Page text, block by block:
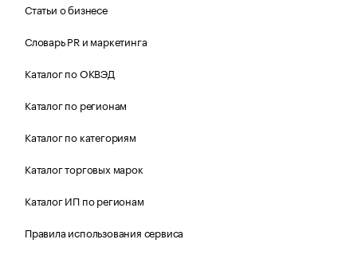
Статьи о бизнесе
Словарь PR и маркетинга
Каталог по ОКВЭД
Каталог по регионам
Каталог по категориям
Каталог торговых марок
Каталог ИП по регионам
Правила использования сервиса